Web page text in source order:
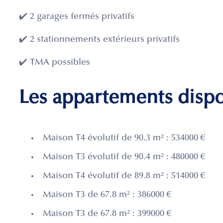
✔️ 2 garages fermés privatifs
✔️ 2 stationnements extérieurs privatifs
✔️ TMA possibles
Les appartements
Maison T4 évolutif de 90.3 m² : 534000 €
Maison T3 évolutif de 90.4 m² : 480000 €
Maison T4 évolutif de 89.8 m² : 514000 €
Maison T3 de 67.8 m² : 386000 €
Maison T3 de 67.8 m² : 399000 €